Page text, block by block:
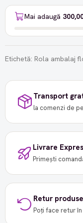
Mai adaugă
Etichetă: Rola ambalaj
Transport
la comenzi de
Livrare
Primești
Retur produse
Poți face retur